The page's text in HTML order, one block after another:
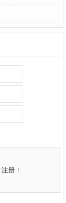
注册！